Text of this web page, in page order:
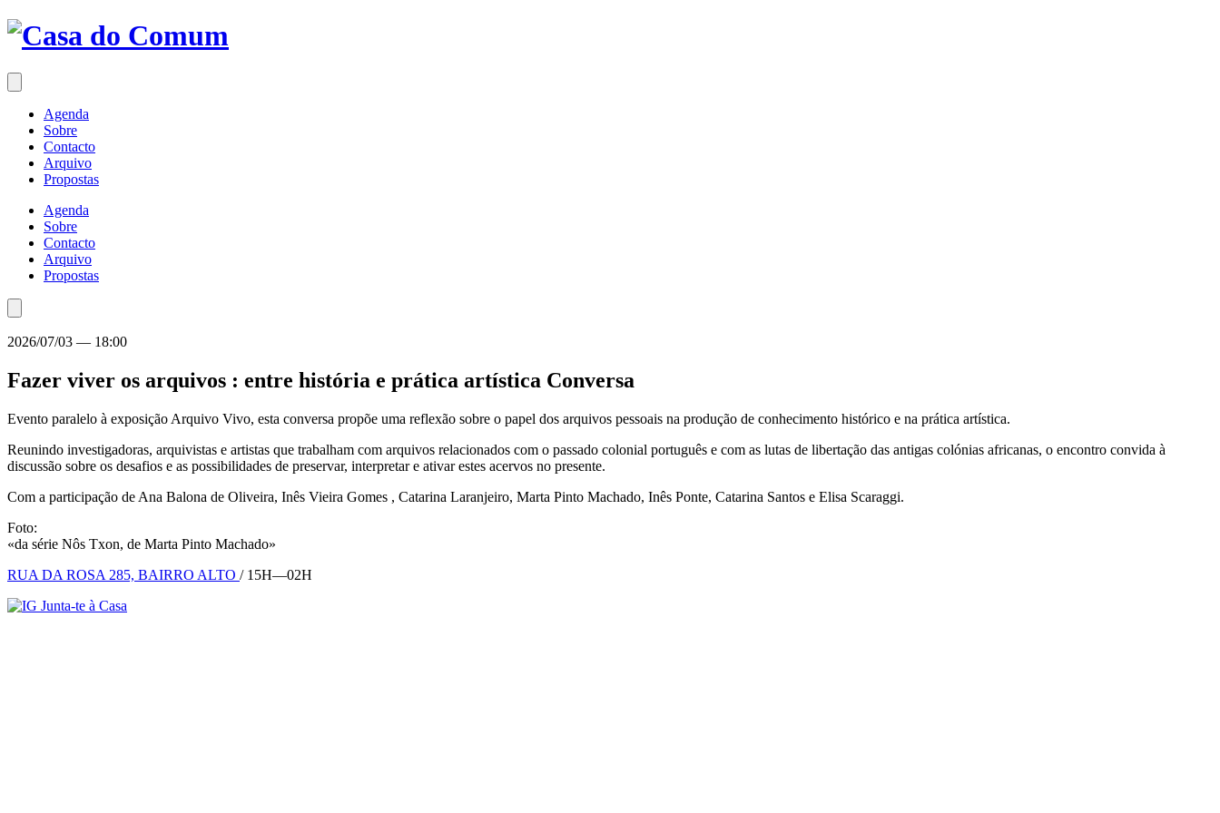
Saltar
para
conteúdo
Agenda
Sobre
Contacto
Arquivo
Propostas
Agenda
Sobre
Contacto
Arquivo
Propostas
2026/07/03 — 18:00
Fazer viver os arquivos : entre história e prática artística Conversa
Evento paralelo à exposição Arquivo Vivo, esta conversa propõe uma reflexão sobre o papel dos arquivos pessoais na produção de conhecimento histórico e na prática artística.
Reunindo investigadoras, arquivistas e artistas que trabalham com arquivos relacionados com o passado colonial português e com as lutas de libertação das antigas colónias africanas, o encontro convida à
discussão sobre os desafios e as possibilidades de preservar, interpretar e ativar estes acervos no presente.
Com a participação de Ana Balona de Oliveira, Inês Vieira Gomes , Catarina Laranjeiro, Marta Pinto Machado, Inês Ponte, Catarina Santos e Elisa Scaraggi.
Foto:
«da série Nôs Txon, de Marta Pinto Machado»
RUA DA ROSA 285, BAIRRO ALTO / 15H—02H
Junta-te à Casa